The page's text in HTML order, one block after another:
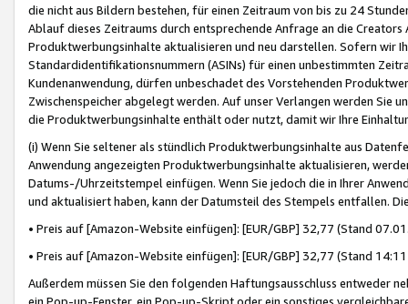
die nicht aus Bildern bestehen, für einen Zeitraum von bis zu 24
Ablauf dieses Zeitraums durch entsprechende Anfrage an die
Produktwerbungsinhalte aktualisieren und neu darstellen. Sofern wir
Standardidentifikationsnummern (ASINs) für einen unbestimmten
Kundenanwendung, dürfen unbeschadet des Vorstehenden
Zwischenspeicher abgelegt werden. Auf unser Verlangen werden Sie
die Produktwerbungsinhalte enthält oder nutzt, damit wir Ihre
(i) Wenn Sie seltener als stündlich Produktwerbungsinhalte aus
Anwendung angezeigten Produktwerbungsinhalte aktualisieren,
Datums-/Uhrzeitstempel einfügen. Wenn Sie jedoch die in Ihrer
und aktualisiert haben, kann der Datumsteil des Stempels entfallen.
• Preis auf [Amazon-Website einfügen]: [EUR/GBP] 32,77 (Stand
• Preis auf [Amazon-Website einfügen]: [EUR/GBP] 32,77 (Stand
Außerdem müssen Sie den folgenden Haftungsausschluss entweder
ein Pop-up-Fenster, ein Pop-up-Skript oder ein sonstiges